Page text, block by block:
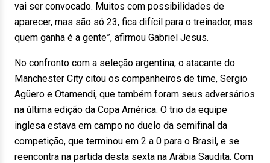
vai ser convocado. Muitos com possibilidades de
aparecer, mas são só 23, fica difícil para o treinador, mas
quem ganha é a gente”, afirmou Gabriel Jesus.
No confronto com a seleção argentina, o atacante do
Manchester City citou os companheiros de time, Sergio
Agüero e Otamendi, que também foram seus adversários
na última edição da Copa América. O trio da equipe
inglesa estava em campo no duelo da semifinal da
competição, que terminou em 2 a 0 para o Brasil, e se
reencontra na partida desta sexta na Arábia Saudita. Com